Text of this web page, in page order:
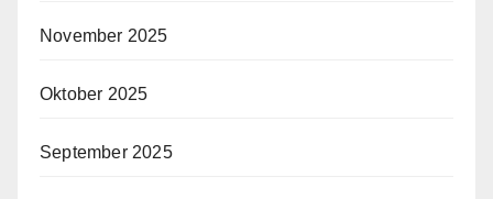
November 2025
Oktober 2025
September 2025